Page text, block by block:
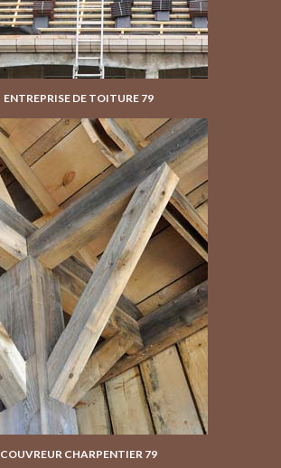
ENTREPRISE DE TOITURE 79
COUVREUR CHARPENTIER 79